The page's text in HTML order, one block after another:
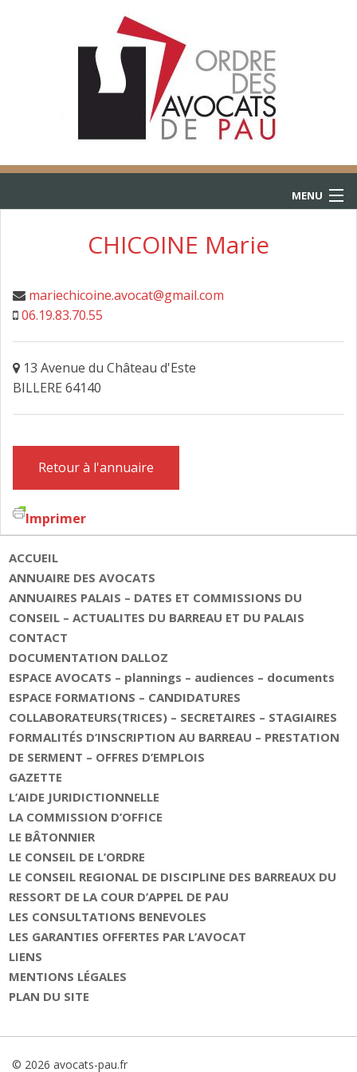
MENU
CONSULTATIONS
L’AIDE JURIDICTIONNELLE
CONTACT
CHICOINE Marie
mariechicoine.avocat@gmail.com
06.19.83.70.55
13 Avenue du Château d'Este
BILLERE 64140
Retour à l'annuaire
Imprimer
ACCUEIL
ANNUAIRE DES AVOCATS
ANNUAIRES PALAIS – DATES ET COMMISSIONS DU
CONSEIL – ACTUALITES DU BARREAU ET DU PALAIS
CONTACT
DOCUMENTATION DALLOZ
ESPACE AVOCATS – plannings – audiences – documents
ESPACE FORMATIONS – CANDIDATURES
COLLABORATEURS(TRICES) – SECRETAIRES – STAGIAIRES
FORMALITÉS D’INSCRIPTION AU BARREAU – PRESTATION
DE SERMENT – OFFRES D’EMPLOIS
GAZETTE
L’AIDE JURIDICTIONNELLE
LA COMMISSION D’OFFICE
LE BÂTONNIER
LE CONSEIL DE L’ORDRE
LE CONSEIL REGIONAL DE DISCIPLINE DES BARREAUX DU
RESSORT DE LA COUR D’APPEL DE PAU
LES CONSULTATIONS BENEVOLES
LES GARANTIES OFFERTES PAR L’AVOCAT
LIENS
MENTIONS LÉGALES
PLAN DU SITE
© 2026 avocats-pau.fr